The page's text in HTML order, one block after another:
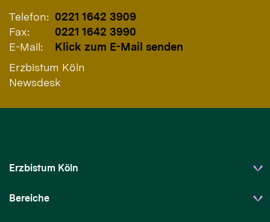
Telefon: 0221 1642 3909
Fax:
0221 1642 3990
E-Mail:
Klick zum E-Mail senden
Erzbistum Köln
Newsdesk
Erzbistum Köln
Bereiche